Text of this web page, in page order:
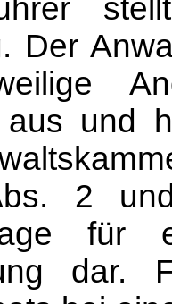
Der
aus und
2
dar.